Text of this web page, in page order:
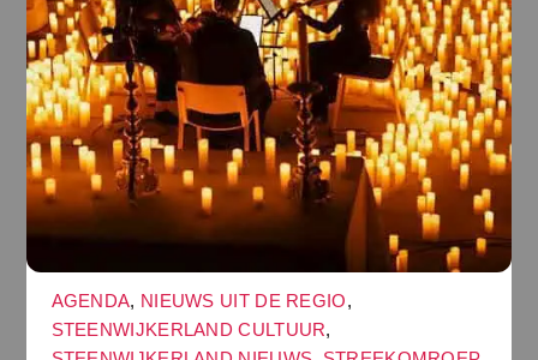
AGENDA, NIEUWS UIT DE REGIO,
STEENWIJKERLAND CULTUUR,